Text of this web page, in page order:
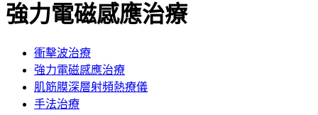
強力電磁感應治療
衝擊波治療
強力電磁感應治療
肌筋膜深層射頻熱療儀
手法治療